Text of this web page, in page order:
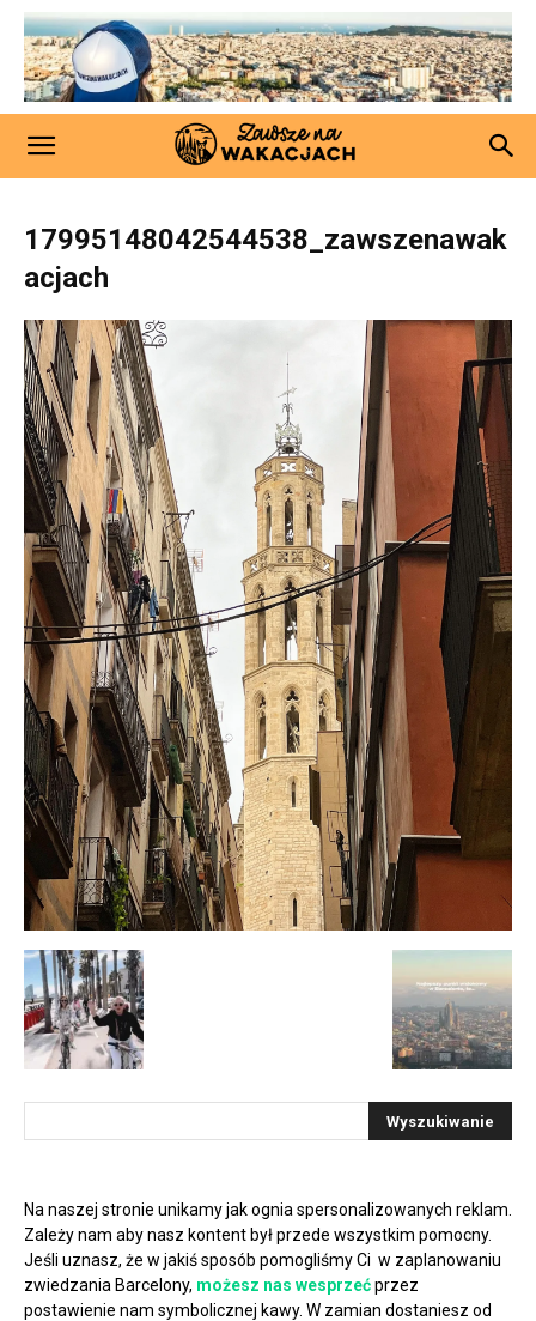
17995148042544538_zawszenawak
acjach
Na naszej stronie unikamy jak ognia spersonalizowanych reklam.
Zależy nam aby nasz kontent był przede wszystkim pomocny.
Jeśli uznasz, że w jakiś sposób pomogliśmy Ci w zaplanowaniu
zwiedzania Barcelony, możesz nas wesprzećprzez
postawienie nam symbolicznej kawy. W zamian dostaniesz od